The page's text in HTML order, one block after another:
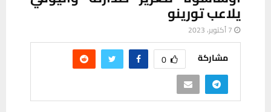
يلاعب تورينو
7 أكتوبر، 2023
مشاركة 0